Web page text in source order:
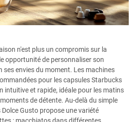
n'est plus un compromis sur la
opportunité de personnaliser son
ses envies du moment. Les machines
pour les capsules Starbucks
intuitive et rapide, idéale pour les matins
de détente. Au-delà du simple
Gusto propose une variété